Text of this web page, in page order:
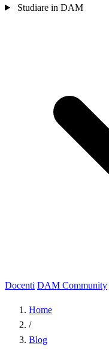
Studiare in DAM
Docenti DAM Community
Home
/
Blog